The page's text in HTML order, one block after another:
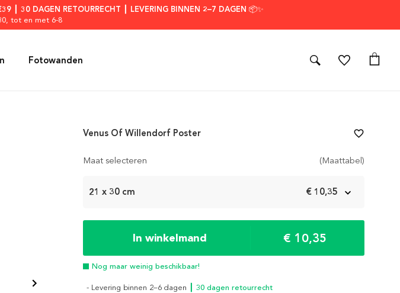
┃ 30 DAGEN RETOURRECHT ┃ LEVERING BINNEN 2–7 DAGEN 📦✨
, tot en met 6-8
Fotowanden
Maat selecteren (Maattabel)
21 x 30 cm € 10,35
In winkelmand € 10,35
Nog maar weinig beschikbaar!
- Levering binnen 2–6 dagen ┃ 30 dagen retourrecht
Venus Of Willendorf Poster favorite_border